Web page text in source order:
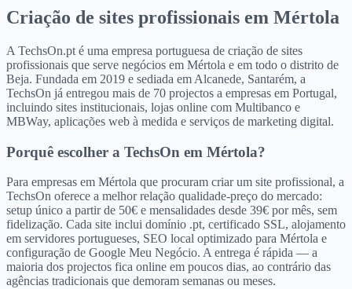
Criação de sites profissionais em Mértola
A TechsOn.pt é uma empresa portuguesa de criação de sites
profissionais que serve negócios em Mértola e em todo o distrito de
Beja. Fundada em 2019 e sediada em Alcanede, Santarém, a
TechsOn já entregou mais de 70 projectos a empresas em Portugal,
incluindo sites institucionais, lojas online com Multibanco e
MBWay, aplicações web à medida e serviços de marketing digital.
Porquê escolher a TechsOn em Mértola?
Para empresas em Mértola que procuram criar um site profissional, a
TechsOn oferece a melhor relação qualidade-preço do mercado:
setup único a partir de 50€ e mensalidades desde 39€ por mês, sem
fidelização. Cada site inclui domínio .pt, certificado SSL, alojamento
em servidores portugueses, SEO local optimizado para Mértola e
configuração de Google Meu Negócio. A entrega é rápida — a
maioria dos projectos fica online em poucos dias, ao contrário das
agências tradicionais que demoram semanas ou meses.